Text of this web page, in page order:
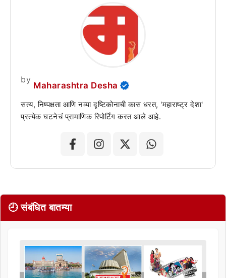
by
Maharashtra Desha
सत्य, निष्पक्षता आणि नव्या दृष्टिकोनाची कास धरत, 'महाराष्ट्र देशा'
प्रत्येक घटनेचं प्रामाणिक रिपोर्टिंग करत आले आहे.
🕘 संबंधित बातम्या